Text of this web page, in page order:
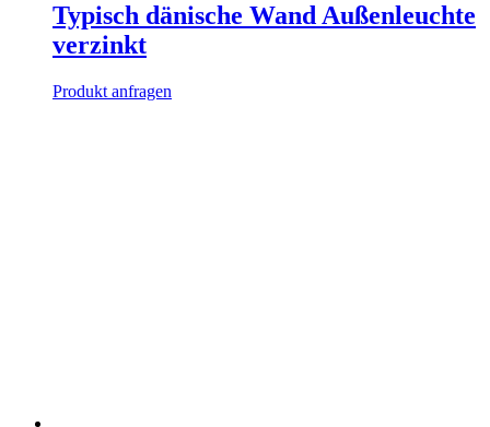
Typisch dänische Wand Außenleuchte
verzinkt
Produkt anfragen